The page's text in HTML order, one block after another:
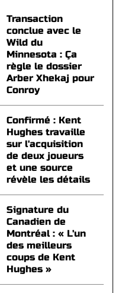
Transaction
conclue avec le
Wild du
Minnesota : Ça
règle le dossier
Arber Xhekaj pour
Conroy
Confirmé : Kent
Hughes travaille
sur l'acquisition
de deux joueurs
et une source
révèle les détails
Signature du
Canadien de
Montréal : « L'un
des meilleurs
coups de Kent
Hughes »